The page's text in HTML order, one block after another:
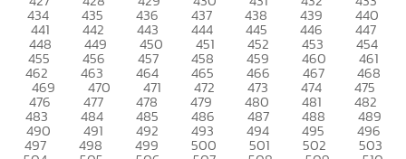
434 435 436 437 438 439 440
441 442 443 444 445 446 447
448 449 450 451 452 453 454
455 456 457 458 459 460 461
462 463 464 465 466 467 468
469 470 471 472 473 474 475
476 477 478 479 480 481 482
483 484 485 486 487 488 489
490 491 492 493 494 495 496
497 498 499 500 501 502 503